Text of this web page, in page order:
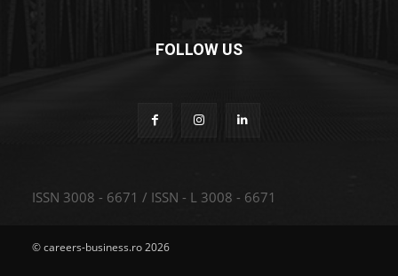
FOLLOW US
ISSN 3008 - 6671 / ISSN - L 3008 - 6671
© careers-business.ro 2026